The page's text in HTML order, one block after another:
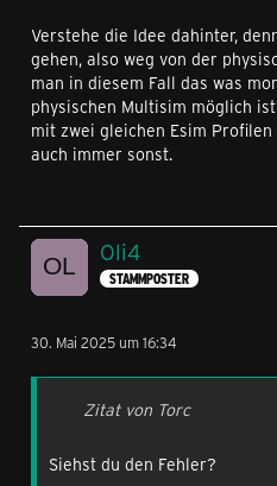
Verstehe die Idee dahinter,
gehen, also weg von der
man in diesem Fall das was
physischen Multisim möglich
mit zwei gleichen Esim
auch immer sonst.
Oli4
STAMMPOSTER
30. Mai 2025 um 16:34
Zitat von Torc
Siehst du den Fehler?